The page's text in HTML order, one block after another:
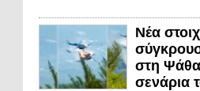
Νέα
στη
σενάρια